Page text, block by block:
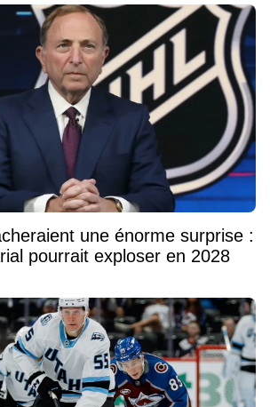
une énorme surprise :
pourrait exploser en 2028